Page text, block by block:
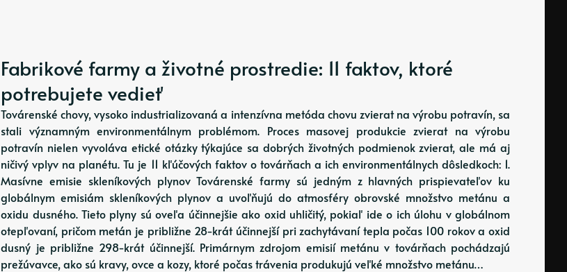
Fabrikové farmy a životné prostredie: 11 faktov, ktoré
potrebujete vedieť
Továrenské chovy, vysoko industrializovaná a intenzívna metóda chovu zvierat na výrobu potravín, sa
stali významným environmentálnym problémom. Proces masovej produkcie zvierat na výrobu
potravín nielen vyvoláva etické otázky týkajúce sa dobrých životných podmienok zvierat, ale má aj
ničivý vplyv na planétu. Tu je 11 kľúčových faktov o továrňach a ich environmentálnych dôsledkoch: 1.
Masívne emisie skleníkových plynov Továrenské farmy sú jedným z hlavných prispievateľov ku
globálnym emisiám skleníkových plynov a uvoľňujú do atmosféry obrovské množstvo metánu a
oxidu dusného. Tieto plyny sú oveľa účinnejšie ako oxid uhličitý, pokiaľ ide o ich úlohu v globálnom
otepľovaní, pričom metán je približne 28-krát účinnejší pri zachytávaní tepla počas 100 rokov a oxid
dusný je približne 298-krát účinnejší. Primárnym zdrojom emisií metánu v továrňach pochádzajú
prežúvavce, ako sú kravy, ovce a kozy, ktoré počas trávenia produkujú veľké množstvo metánu…